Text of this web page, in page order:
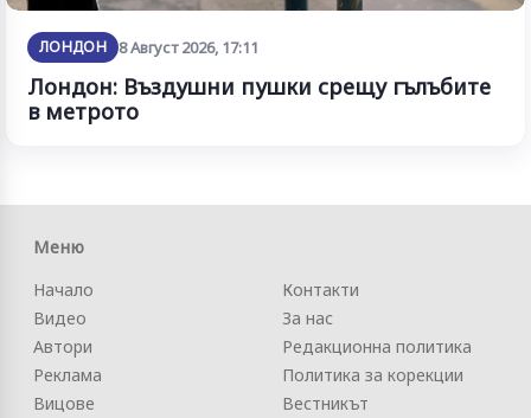
ЛОНДОН 8 Август 2026, 17:11
Лондон: Въздушни пушки срещу гълъбите
в метрото
Меню
Начало
Видео
Автори
Реклама
Вицове
Контакти
За нас
Редакционна политика
Политика за корекции
Вестникът